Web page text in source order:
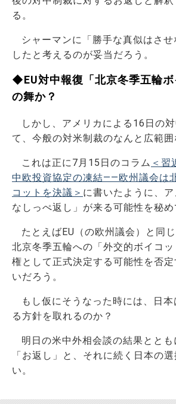
る。
シャーマンに「勝手な真似はさ
したと考えるのが妥当だろう。
◆EU対中報復「北京冬季五輪
の舞か？
しかし、アメリカによる16日の
て、今般の対米制裁のなんと広範囲
これは正に7月15日のコラム ＜習
中欧投資協定の凍結――欧州議会は
コットを決議＞ に書いたように、
なしっぺ返し」が来る可能性を秘め
たとえばEU（の欧州議会）と同
北京冬季五輪への「外交的ボイコ
権として正式決定する可能性を否
いだろう。
もし仮にそうなった時には、日
る方針を取れるのか？
明日の米中外相会談の結果とと
「お返し」と、それに続く日本の
い。